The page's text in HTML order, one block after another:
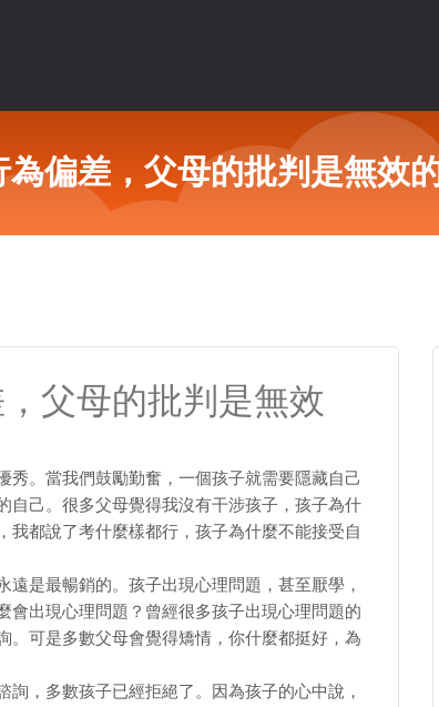
偏差，父母的批判是無效
父母的批判是無效
。當我們鼓勵勤奮，一個孩子就需要隱藏自己
自己。很多父母覺得我沒有干涉孩子，孩子為什
都說了考什麼樣都行，孩子為什麼不能接受自
是最暢銷的。孩子出現心理問題，甚至厭學，
出現心理問題？曾經很多孩子出現心理問題的
。可是多數父母會覺得矯情，你什麼都挺好，為
，多數孩子已經拒絕了。因為孩子的心中說，